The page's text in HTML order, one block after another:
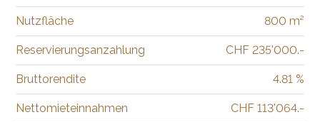
Nutzfläche 800 m²
Reservierungsanzahlung CHF 235'000.-
Bruttorendite 4.81 %
Nettomieteinnahmen CHF 113'064.-